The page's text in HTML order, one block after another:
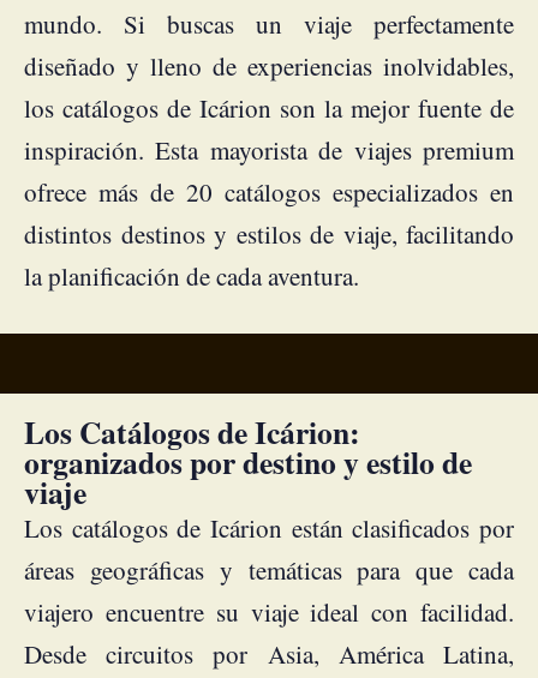
mundo. Si buscas un viaje perfectamente
diseñado y lleno de experiencias inolvidables,
los catálogos de Icárion son la mejor fuente de
inspiración. Esta mayorista de viajes premium
ofrece más de 20 catálogos especializados en
distintos destinos y estilos de viaje, facilitando
la planificación de cada aventura.
Los Catálogos de Icárion:
organizados por destino y estilo de
viaje
Los catálogos de Icárion están clasificados por
áreas geográficas y temáticas para que cada
viajero encuentre su viaje ideal con facilidad.
Desde circuitos por Asia, América Latina,